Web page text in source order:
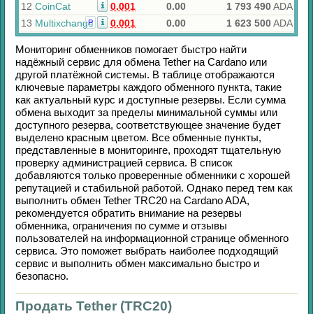
12 CoinCat 0.001 0.00 1 793 490ADA
13 Multixchange
Р 0.001 0.00 1 623 500ADA
Мониторинг обменников помогает быстро найти
надёжный сервис для обмена Tether на Cardano или
другой платёжной системы. В таблице отображаются
ключевые параметры каждого обменного пункта, такие
как актуальный курс и доступные резервы. Если сумма
обмена выходит за пределы минимальной суммы или
доступного резерва, соответствующее значение будет
выделено красным цветом. Все обменные пункты,
представленные в мониторинге, проходят тщательную
проверку администрацией сервиса. В список
добавляются только проверенные обменники с хорошей
репутацией и стабильной работой. Однако перед тем как
выполнить обмен Tether TRC20 на Cardano ADA,
рекомендуется обратить внимание на резервы
обменника, ограничения по сумме и отзывы
пользователей на информационной странице обменного
сервиса. Это поможет выбрать наиболее подходящий
сервис и выполнить обмен максимально быстро и
безопасно.
Продать Tether (TRC20)